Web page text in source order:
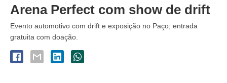
Arena Perfect com show de drift
Evento automotivo com drift e exposição no Paço; entrada
gratuita com doação.